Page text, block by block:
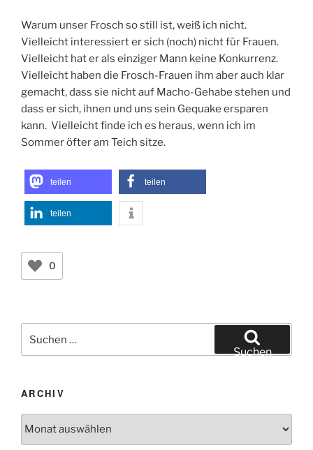
Warum unser Frosch so still ist, weiß ich nicht.
Vielleicht interessiert er sich (noch) nicht für Frauen.
Vielleicht hat er als einziger Mann keine Konkurrenz.
Vielleicht haben die Frosch-Frauen ihm aber auch klar
gemacht, dass sie nicht auf Macho-Gehabe stehen und
dass er sich, ihnen und uns sein Gequake ersparen
kann. Vielleicht finde ich es heraus, wenn ich im
Sommer öfter am Teich sitze.
teilen teilen
teilen
0
nach:
Suchen
ARCHIV
Archiv